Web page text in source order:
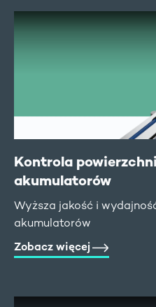
Kontrola
akumulatorów
Wyższa jakość i
akumulatorów
Zobacz więcej